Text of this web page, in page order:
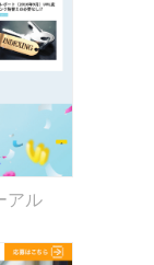
アル